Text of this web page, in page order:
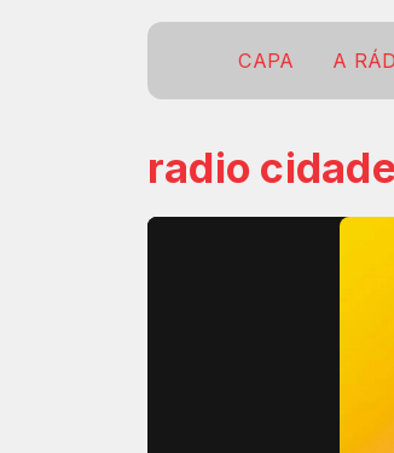
CAPA A
radio